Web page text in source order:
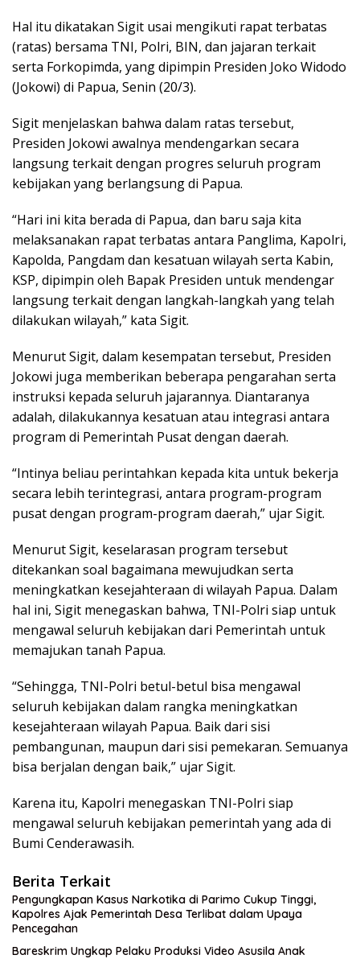
Hal itu dikatakan Sigit usai mengikuti rapat terbatas
(ratas) bersama TNI, Polri, BIN, dan jajaran terkait
serta Forkopimda, yang dipimpin Presiden Joko Widodo
(Jokowi) di Papua, Senin (20/3).
Sigit menjelaskan bahwa dalam ratas tersebut,
Presiden Jokowi awalnya mendengarkan secara
langsung terkait dengan progres seluruh program
kebijakan yang berlangsung di Papua.
“Hari ini kita berada di Papua, dan baru saja kita
melaksanakan rapat terbatas antara Panglima, Kapolri,
Kapolda, Pangdam dan kesatuan wilayah serta Kabin,
KSP, dipimpin oleh Bapak Presiden untuk mendengar
langsung terkait dengan langkah-langkah yang telah
dilakukan wilayah,” kata Sigit.
Menurut Sigit, dalam kesempatan tersebut, Presiden
Jokowi juga memberikan beberapa pengarahan serta
instruksi kepada seluruh jajarannya. Diantaranya
adalah, dilakukannya kesatuan atau integrasi antara
program di Pemerintah Pusat dengan daerah.
“Intinya beliau perintahkan kepada kita untuk bekerja
secara lebih terintegrasi, antara program-program
pusat dengan program-program daerah,” ujar Sigit.
Menurut Sigit, keselarasan program tersebut
ditekankan soal bagaimana mewujudkan serta
meningkatkan kesejahteraan di wilayah Papua. Dalam
hal ini, Sigit menegaskan bahwa, TNI-Polri siap untuk
mengawal seluruh kebijakan dari Pemerintah untuk
memajukan tanah Papua.
“Sehingga, TNI-Polri betul-betul bisa mengawal
seluruh kebijakan dalam rangka meningkatkan
kesejahteraan wilayah Papua. Baik dari sisi
pembangunan, maupun dari sisi pemekaran. Semuanya
bisa berjalan dengan baik,” ujar Sigit.
Karena itu, Kapolri menegaskan TNI-Polri siap
mengawal seluruh kebijakan pemerintah yang ada di
Bumi Cenderawasih.
Berita Terkait
Pengungkapan Kasus Narkotika di Parimo Cukup Tinggi,
Kapolres Ajak Pemerintah Desa Terlibat dalam Upaya
Pencegahan
Bareskrim Ungkap Pelaku Produksi Video Asusila Anak